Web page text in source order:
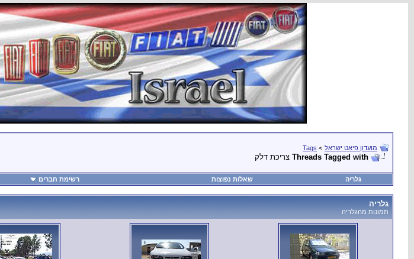
מועדון פיאט ישראל >
Tags
Threads Tagged with צריכת דלק
גלריה שאלות נפוצות רשימת חברים
גלריה
תמונות מהגלריה